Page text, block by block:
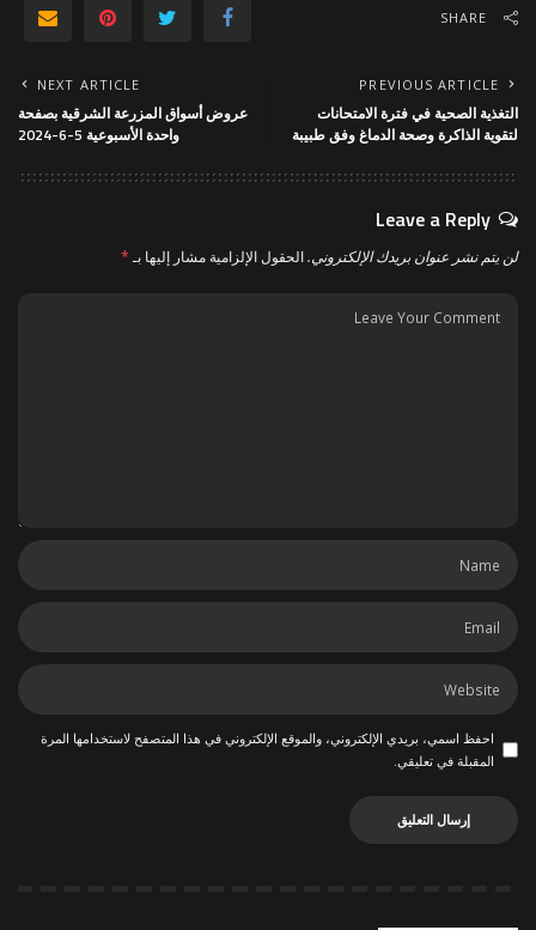
SHARE
PREVIOUS ARTICLE
التغذية الصحية في فترة الامتحانات
لتقوية الذاكرة وصحة الدماغ وفق طبيبة
NEXT ARTICLE
عروض أسواق المزرعة الشرقية بصفحة
واحدة الأسبوعية 5-6-2024
Leave a Reply
لن يتم نشر عنوان بريدك الإلكتروني.الحقول الإلزامية مشار إليها بـ*
احفظ اسمي، بريدي الإلكتروني، والموقع الإلكتروني في هذا المتصفح لاستخدامها المرة
المقبلة في تعليقي.